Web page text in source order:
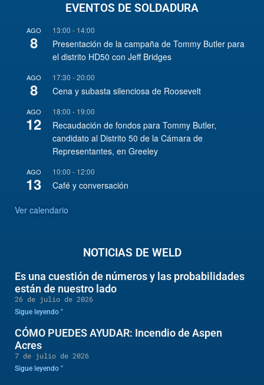
EVENTOS DE SOLDADURA
AGO
8
13:00 - 14:00
Presentación de la campaña de Tommy Butler para
el distrito HD50 con Jeff Bridges
AGO
8
17:30 -20:00
Cena y subasta silenciosa de Roosevelt
AGO
12
18:00 - 19:00
Recaudación de fondos para Tommy Butler,
candidato al Distrito 50 de la Cámara de
Representantes, en Greeley
AGO
13
10:00 - 12:00
Café y conversación
Ver calendario
NOTICIAS DE WELD
Es una cuestión de números y las probabilidades
están de nuestro lado
26 de julio de 2026
Sigue leyendo "
CÓMO PUEDES AYUDAR: Incendio de Aspen
Acres
7 de julio de 2026
Sigue leyendo "